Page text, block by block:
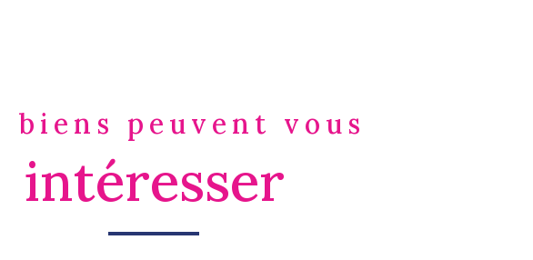
biens peuvent vous
intéresser